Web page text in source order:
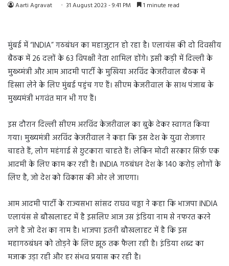
Aarti Agravat 31 August 2023 - 9:41 PM 1 minute read
मुंबई में “INDIA” गठबंधन का महाजुटान हो रहा है। एलायंस की दो दिवसीय
बैठक में 26 दलों के 63 विपक्षी नेता शामिल होंगे। इसी कड़ी में दिल्ली के
मुख्य्मंत्री और आम आदमी पार्टी के मुखिया अरविंद केजरीवाल बैठक में
हिस्सा लेने के लिए मुंबई पहुंच गए हैं। सीएम केजरीवाल के साथ पंजाब के
मुख्यमंत्री भगवंत मान भी गए हैं।
इस दौरान दिल्ली सीएम अरविंद केजरीवाल का बुके देकर स्वागत किया
गया। मुख्यमंत्री अरविंद केजरीवाल ने कहा कि इस देश के युवा रोजगार
चाहते हैं, लोग महंगाई से छुटकारा चाहते हैं। लेकिन मोदी सरकार सिर्फ़ एक
आदमी के लिए काम कर रही है। INDIA गठबंधन देश के 140 करोड़ लोगों के
लिए है, जो देश को विकास की ओर ले जाएगा।
आम आदमी पार्टी के राज्यसभा सांसद राघव चड्ढा ने कहा कि भाजपा INDIA
एलायंस से बौखलाहट में है इसलिए आज उस इंडिया नाम से नफरत करने
लगे है जो देश का नाम है। भाजपा इतनी बौखलाहट में है कि इस
महागठबंधन को तोड़ने के लिए झूठ तक फैला रही है। इंडिया शब्द का
मजाक उड़ा रही और हर संभव प्रयास कर रही है।